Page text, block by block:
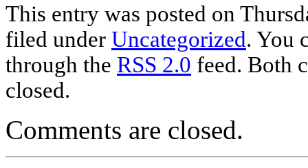
This entry was posted on
filed under Uncategorized. You
through the RSS 2.0 feed. Both
closed.
Comments are closed.